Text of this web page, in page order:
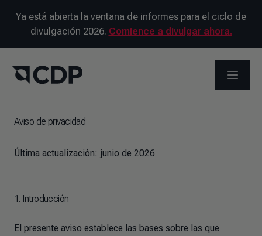
Ya está abierta la ventana de informes para el ciclo de
divulgación 2026. Comience a divulgar ahora.
ABRIR
Aviso de privacidad
Última actualización: junio de 2026
1. Introducción
El presente aviso establece las bases sobre las que